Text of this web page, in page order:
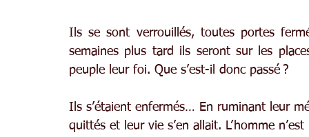
Ils se sont verrouillés, toutes portes
semaines plus tard ils seront sur les
peuple leur foi. Que s’est-il donc passé ?
Ils s’étaient enfermés… En ruminant leur
quittés et leur vie s’en allait. L’homme